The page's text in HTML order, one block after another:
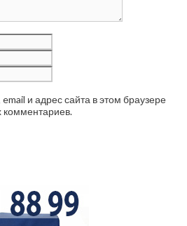
и адрес сайта в этом браузере